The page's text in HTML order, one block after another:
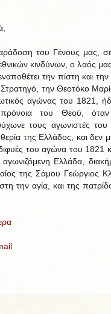
του Γένους μας, σε
κινδύνων, ο λαός
την πίστη και
την Θεοτόκο
αγώνας του 1821,
πρόνοια του Θεού,
τους αγωνιστές
της Ελλάδος, και
του αγώνα του 1821
Ελλάδα,
της Σάμου Γεώργιος
την αγία, και της